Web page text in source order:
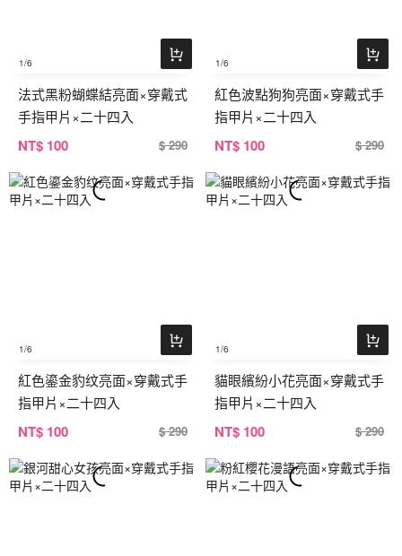
1/6
法式黑粉蝴蝶結亮面×穿戴式
手指甲片×二十四入
NT$ 100 $ 290
1/6
紅色波點狗狗亮面×穿戴式手
指甲片×二十四入
NT$ 100 $ 290
1/6
紅色鎏金豹纹亮面×穿戴式手
指甲片×二十四入
NT$ 100 $ 290
1/6
貓眼繽紛小花亮面×穿戴式手
指甲片×二十四入
NT$ 100 $ 290